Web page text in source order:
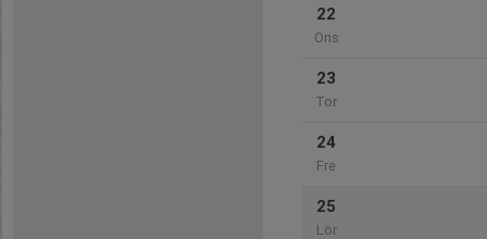
22
Ons
23
Tor
24
Fre
25
Lör